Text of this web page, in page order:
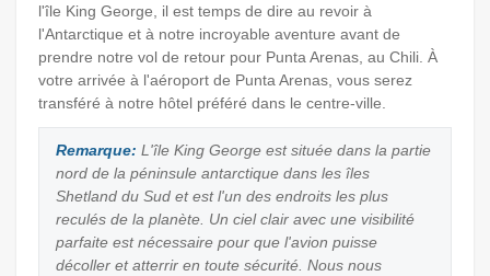
l'île King George, il est temps de dire au revoir à
l'Antarctique et à notre incroyable aventure avant de
prendre notre vol de retour pour Punta Arenas, au Chili. À
votre arrivée à l'aéroport de Punta Arenas, vous serez
transféré à notre hôtel préféré dans le centre-ville.
Remarque: L'île King George est située dans la partie
nord de la péninsule antarctique dans les îles
Shetland du Sud et est l'un des endroits les plus
reculés de la planète. Un ciel clair avec une visibilité
parfaite est nécessaire pour que l'avion puisse
décoller et atterrir en toute sécurité. Nous nous